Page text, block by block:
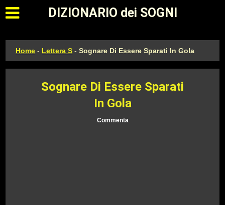
Apri il menu principale
DIZIONARIO dei SOGNI
Home - Lettera S -Sognare Di Essere Sparati In Gola
Sognare Di Essere Sparati
In Gola
Commenta